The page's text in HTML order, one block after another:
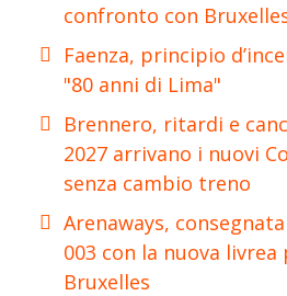
confronto con
Faenza, principio
"80 anni di Lima"
Brennero, ritardi e
2027 arrivano i nuovi
senza cambio treno
Arenaways, consegnata
003 con la nuova
Bruxelles